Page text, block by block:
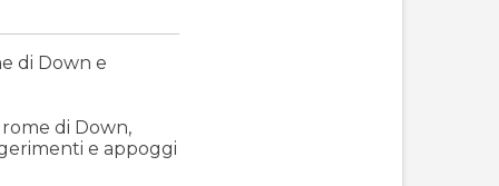
di Down e
di Down,
e appoggi